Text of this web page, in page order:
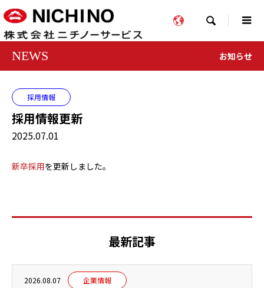

NEWS お知らせ
採用情報
採用情報更新
2025.07.01
新卒採用を更新しました。
最新記事
2026.08.07 企業情報